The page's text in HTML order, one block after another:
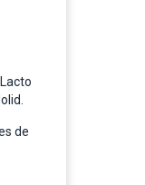
de